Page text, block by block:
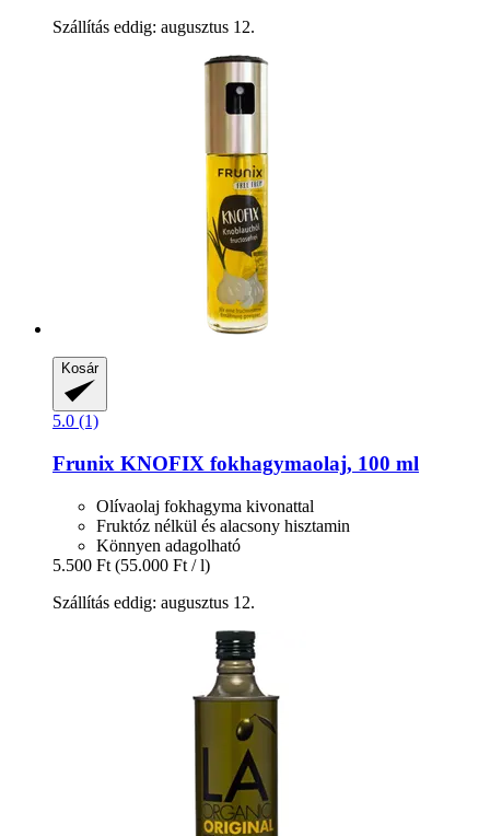
Szállítás eddig: augusztus 12.
Kosár
5.0 (1)
Frunix KNOFIX fokhagymaolaj, 100 ml
Olívaolaj fokhagyma kivonattal
Fruktóz nélkül és alacsony hisztamin
Könnyen adagolható
5.500 Ft (55.000 Ft / l)
Szállítás eddig: augusztus 12.